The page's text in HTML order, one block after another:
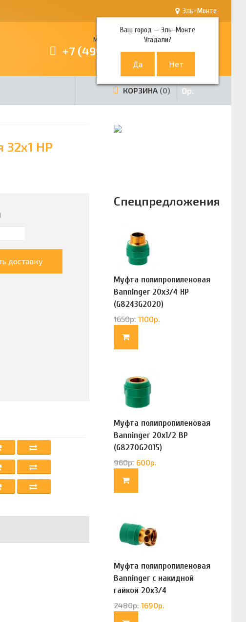
Эль-Монте
Ваш город —Эль-Монте
Угадали?
Многоканальный телефон
+7 (499) 380-80-80
КОРЗИНА 0 0р.
32х1 НР
доставку
Спецпредложения
Муфта полипропиленовая
Banninger 20х3/4 НР
(G8243G2020)
1650р. 1100р.
Муфта полипропиленовая
Banninger 20х1/2 ВР
(G8270G2015)
960р. 600р.
Муфта полипропиленовая
Banninger с накидной
гайкой 20х3/4
(G83322020)
2480р. 1690р.